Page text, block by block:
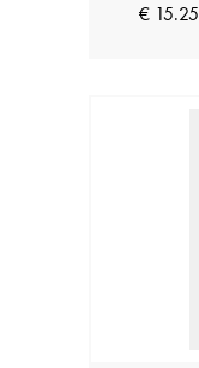
€ 15.25